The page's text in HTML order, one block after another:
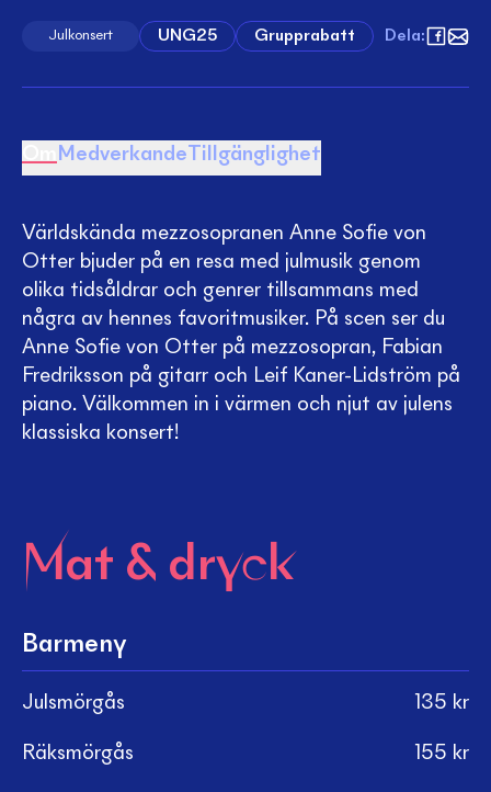
Julkonsert UNG25 Grupprabatt Dela:
Medverkande Tillgänglighet
Världskända mezzosopranen Anne Sofie von
Otter bjuder på en resa med julmusik genom
olika tidsåldrar och genrer tillsammans med
några av hennes favoritmusiker. På scen ser du
Anne Sofie von Otter på mezzosopran, Fabian
Fredriksson på gitarr och Leif Kaner-Lidström på
piano. Välkommen in i värmen och njut av julens
klassiska konsert!
Mat & dryck
Barmeny
Julsmörgås 135 kr
Räksmörgås 155 kr